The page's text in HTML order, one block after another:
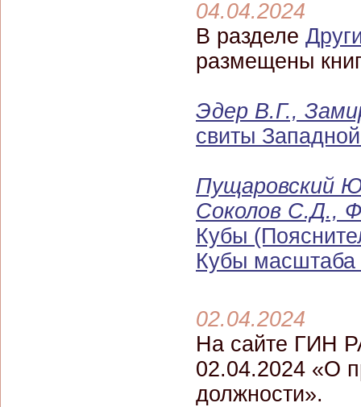
04.04.2024
В разделе
размещены
Эдер В.Г.,
свиты
Пущаровский
Соколов С.Д.,
Кубы
Кубы масштаба
02.04.2024
На сайте ГИН
02.04.2024 «О
должности».